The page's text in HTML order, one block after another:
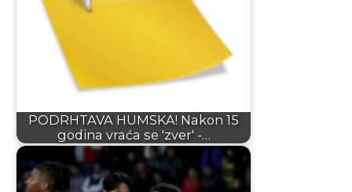
PODRHTAVA HUMSKA! Nakon 15
godina vraća se 'zver' -…